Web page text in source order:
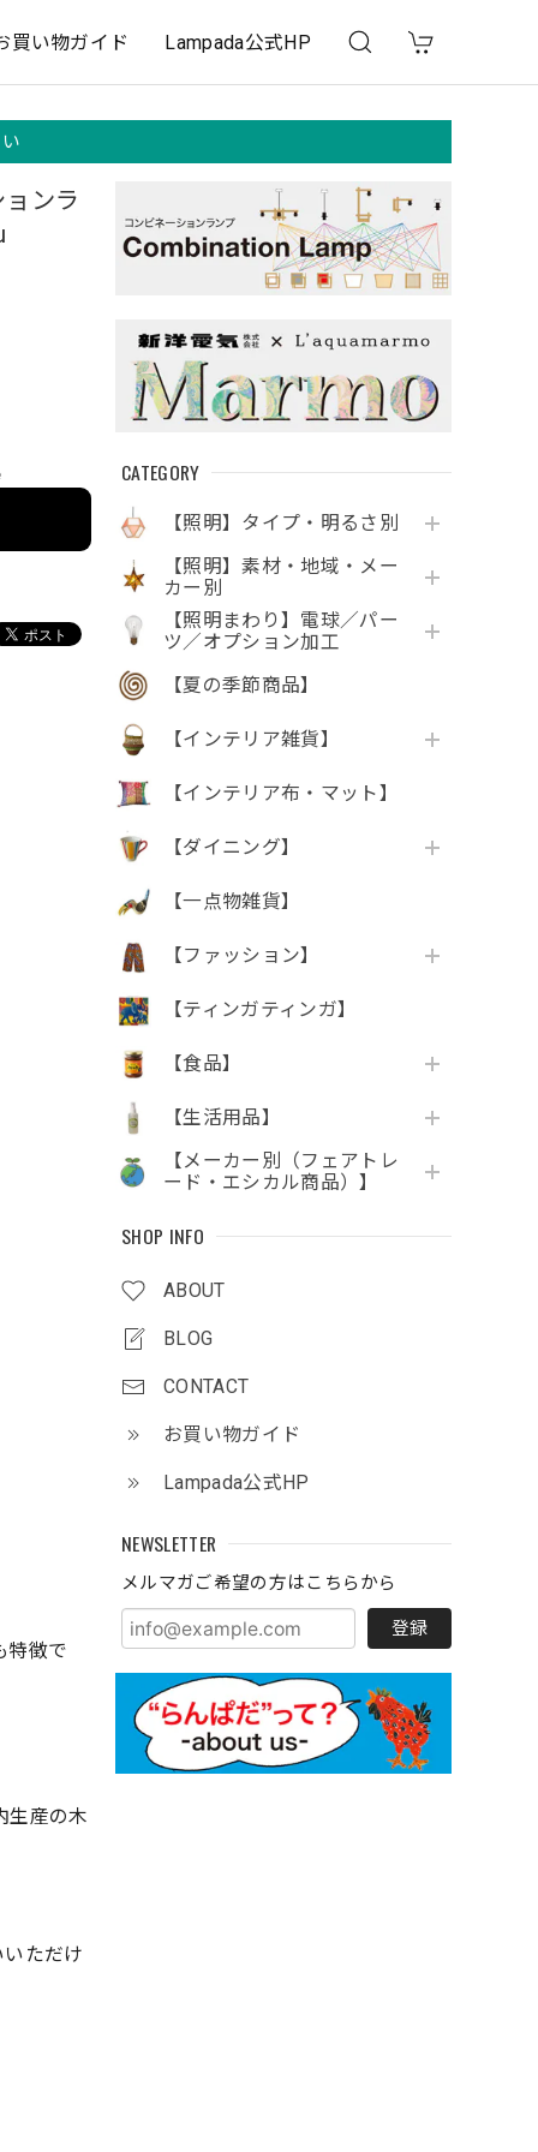
買い物ガイド Lampada公式HP
CATEGORY
【照明】タイプ・明るさ別
【照明】素材・地域・メー
カー別
【照明まわり】電球／パー
ツ／オプション加工
【夏の季節商品】
【インテリア雑貨】
【インテリア布・マット】
【ダイニング】
【一点物雑貨】
【ファッション】
【ティンガティンガ】
【食品】
【生活用品】
【メーカー別（フェアトレ
ード・エシカル商品）】
SHOP INFO
ABOUT
BLOG
CONTACT
お買い物ガイド
Lampada公式HP
NEWSLETTER
メルマガご希望の方はこちらから
登録
ンラ
特徴で
生産の木
ただけ